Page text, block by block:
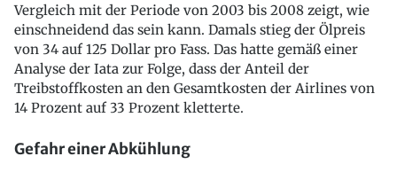
Vergleich mit der Periode von 2003 bis 2008 zeigt, wie
einschneidend das sein kann. Damals stieg der Ölpreis
von 34 auf 125 Dollar pro Fass. Das hatte gemäß einer
Analyse der Iata zur Folge, dass der Anteil der
Treibstoffkosten an den Gesamtkosten der Airlines von
14 Prozent auf 33 Prozent kletterte.
Gefahr einer Abkühlung